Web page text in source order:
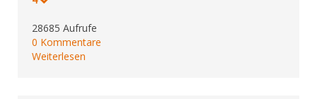
28685 Aufrufe
0 Kommentare
Weiterlesen